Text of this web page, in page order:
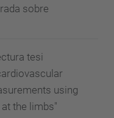
sobre
tesi
using
the limbs"